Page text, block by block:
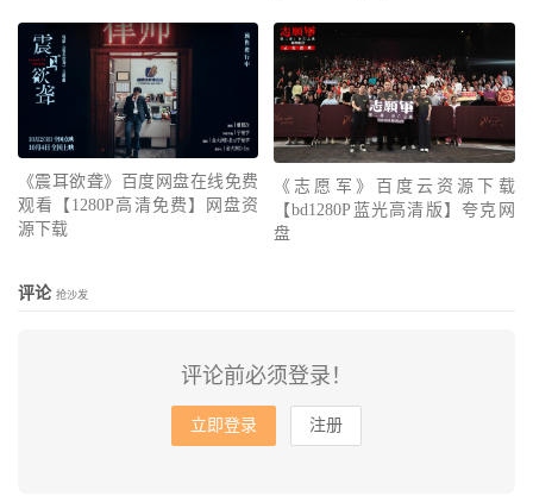
《震耳欲聋》百度网盘在线免费
观看【1280P高清免费】网盘资
源下载
《志愿军》百度云资源下载
【bd1280P蓝光高清版】夸克网
盘
评论 抢沙发
评论前必须登录！
立即登录 注册